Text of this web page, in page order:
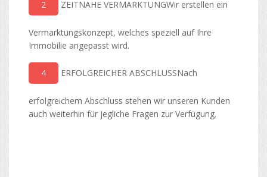
2 ZEITNAHE VERMARKTUNGWir erstellen ein
Vermarktungskonzept, welches speziell auf Ihre
Immobilie angepasst wird.
4 ERFOLGREICHER ABSCHLUSSNach
erfolgreichem Abschluss stehen wir unseren Kunden
auch weiterhin für jegliche Fragen zur Verfügung.